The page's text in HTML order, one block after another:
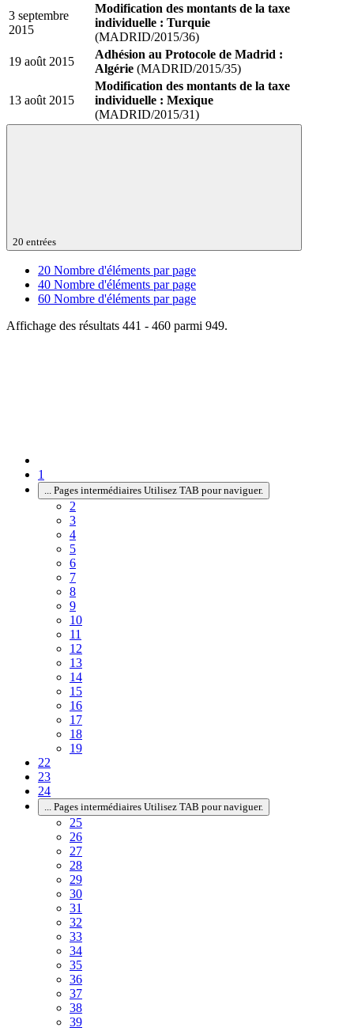
3 septembre
2015
Modification des montants de la taxe
individuelle : Turquie
(MADRID/2015/36)
19 août 2015
Adhésion au Protocole de Madrid :
Algérie (MADRID/2015/35)
13 août 2015
Modification des montants de la taxe
individuelle : Mexique
(MADRID/2015/31)
20 entrées
20 Nombre d'éléments par page
40 Nombre d'éléments par page
60 Nombre d'éléments par page
Affichage des résultats 441 - 460 parmi 949.
1
Pages intermédiaires Utilisez TAB pour naviguer.
2
3
4
5
6
7
8
9
10
11
12
13
14
15
16
17
18
19
22
23
24
Pages intermédiaires Utilisez TAB pour naviguer.
25
26
27
28
29
30
31
32
33
34
35
36
37
38
39